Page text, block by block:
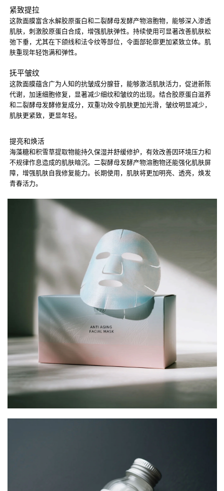
紧致提拉
这款面膜富含水解胶原蛋白和二裂酵母发酵产物溶胞物，能够深入渗透
肌肤，刺激胶原蛋白合成，增强肌肤弹性。持续使用可显著改善肌肤松
弛下垂，尤其在下颌线和法令纹等部位，令面部轮廓更加紧致立体。肌
肤重现年轻饱满和弹性。
抚平皱纹
这款面膜蕴含广为人知的抗皱成分腺苷，能够激活肌肤活力，促进新陈
代谢，加速细胞修复，显著减少细纹和皱纹的出现。结合胶原蛋白滋养
和二裂酵母发酵修复成分，双重功效令肌肤更加光滑，皱纹明显减少，
肌肤更紧致，更显年轻。
提亮和焕活
海藻糖和积雪草提取物能持久保湿并舒缓修护，有效改善因环境压力和
不规律作息造成的肌肤暗沉。二裂酵母发酵产物溶胞物还能强化肌肤屏
障，增强肌肤自我修复能力。长期使用，肌肤将更加明亮、透亮，焕发
青春活力。